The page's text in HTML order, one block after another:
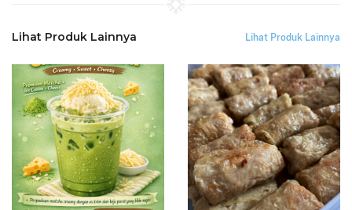
Lihat Produk Lainnya Lihat Produk Lainnya